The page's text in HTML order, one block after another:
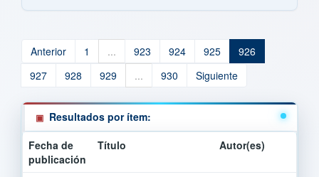
Anterior 1 ... 923 924 925
926
927
928 929 ... 930 Siguiente
Resultados por ítem:
Fecha de
publicación
Título Autor(es)